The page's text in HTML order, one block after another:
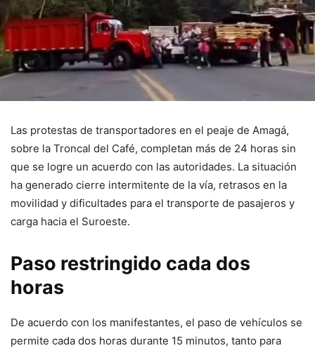
Las protestas de transportadores en el peaje de Amagá,
sobre la Troncal del Café, completan más de 24 horas sin
que se logre un acuerdo con las autoridades. La situación
ha generado cierre intermitente de la vía, retrasos en la
movilidad y dificultades para el transporte de pasajeros y
carga hacia el Suroeste.
Paso restringido cada dos
horas
De acuerdo con los manifestantes, el paso de vehículos se
permite cada dos horas durante 15 minutos, tanto para